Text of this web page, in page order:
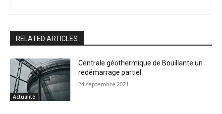
RELATED ARTICLES
Actualité
Centrale géothermique de Bouillante un
redémarrage partiel
24 septembre 2021